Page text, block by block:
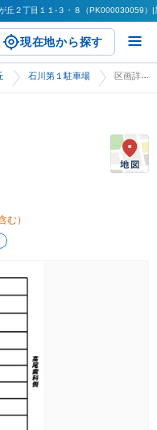
丘２丁目１１-３・８（PK000030059
現在地から探す
石川第１駐車場
む）